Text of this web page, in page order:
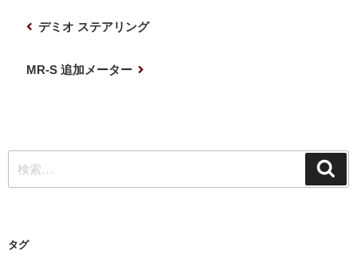
シ
ョ
デミオ ステアリング
MR-S 追加メーター
索:
タグ